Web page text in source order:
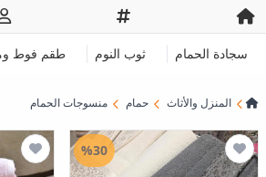
سجادة الحمام ثوب النوم طقم فوط
المنزل والأثاث حمام منسوجات الحمام
%30